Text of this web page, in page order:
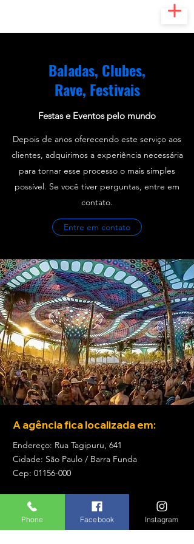
Baladas, Clubes,
Rave, Festivais
Festas e Eventos pelo mundo
Depois de anos oferecendo este serviço aos
clientes, adquirimos a experiência necessária
para tornar esse processo o mais simples
possível. Se você tiver perguntas, entre em
contato.
Entre em contato
A agência fica localizada em:
Endereço: Rua Tagipuru, 641
Cidade: São Paulo / Barra Funda
Cep: 01156-000
Receba Novidades e Ofertas
Inscreva seu email para receber
Phone Facebook Instagram